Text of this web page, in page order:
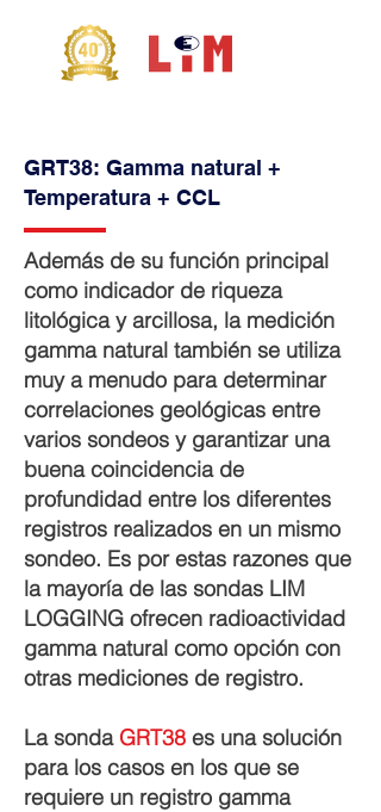
GRT38: Gamma natural +
Temperatura + CCL
Además de su función principal
como indicador de riqueza
litológica y arcillosa, la medición
gamma natural también se utiliza
muy a menudo para determinar
correlaciones geológicas entre
varios sondeos y garantizar una
buena coincidencia de
profundidad entre los diferentes
registros realizados en un mismo
sondeo. Es por estas razones que
la mayoría de las sondas LIM
LOGGING ofrecen radioactividad
gamma natural como opción con
otras mediciones de registro.
La sonda GRT38 es una solución
para los casos en los que se
requiere un registro gamma